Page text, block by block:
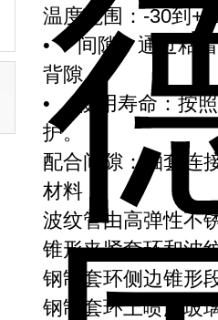
温度范围：-30到
• 间隙：通过粘着
背隙。
• 使用寿命：按照
护。
配合间隙：轴套连
材料：
波纹管由高弹性不
锥形夹紧套环和波
钢制套环侧边锥形
钢制套环上喷涂玻